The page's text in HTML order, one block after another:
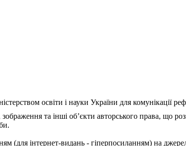
освіти і науки України для комунікації
та інші об’єкти авторського права, що
(для інтернет-видань - гіперпосиланням) на